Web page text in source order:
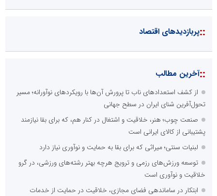
::پربازدیدهای اقتصاد
::آخرین مطالب
از کشف استعدادهای ناب تا پرورش آن‌ها با رویکردهای نوآورانه؛ مسیر
تحول‌آفرین شنای ایران در سطح جهانی
صنعت چوب؛ هنر، خلاقیت و اشتغال در کنار هم، که برای بقا نیازمند
پشتیبانی از کالای ایرانی است
لبنیات سنتی؛ میراثی که برای بقا به حمایت و نوآوری نیاز دارد
توسعه ورزش‌های رزمی و ترویج هرچه بهتر رشته‌های ورزشی، در گرو
خلاقیت و نوآوری است
ابتکار در ساماندهی فضای مجازی، خلاقیت در حمایت از خدمات